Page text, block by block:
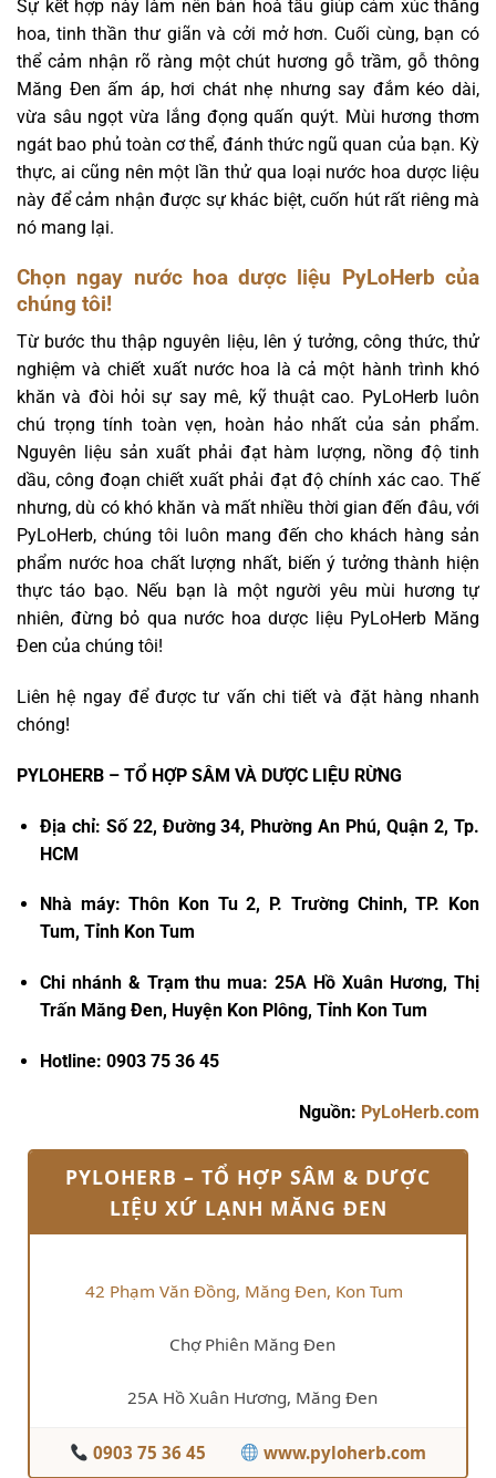
Sự kết hợp này làm nên bản hoà tấu giúp cảm xúc thăng
hoa, tinh thần thư giãn và cởi mở hơn. Cuối cùng, bạn có
thể cảm nhận rõ ràng một chút hương gỗ trầm, gỗ thông
Măng Đen ấm áp, hơi chát nhẹ nhưng say đắm kéo dài,
vừa sâu ngọt vừa lắng đọng quấn quýt. Mùi hương thơm
ngát bao phủ toàn cơ thể, đánh thức ngũ quan của bạn. Kỳ
thực, ai cũng nên một lần thử qua loại nước hoa dược liệu
này để cảm nhận được sự khác biệt, cuốn hút rất riêng mà
nó mang lại.
Chọn ngay nước hoa dược liệu PyLoHerb của
chúng tôi!
Từ bước thu thập nguyên liệu, lên ý tưởng, công thức, thử
nghiệm và chiết xuất nước hoa là cả một hành trình khó
khăn và đòi hỏi sự say mê, kỹ thuật cao. PyLoHerb luôn
chú trọng tính toàn vẹn, hoàn hảo nhất của sản phẩm.
Nguyên liệu sản xuất phải đạt hàm lượng, nồng độ tinh
dầu, công đoạn chiết xuất phải đạt độ chính xác cao. Thế
nhưng, dù có khó khăn và mất nhiều thời gian đến đâu, với
PyLoHerb, chúng tôi luôn mang đến cho khách hàng sản
phẩm nước hoa chất lượng nhất, biến ý tưởng thành hiện
thực táo bạo. Nếu bạn là một người yêu mùi hương tự
nhiên, đừng bỏ qua nước hoa dược liệu PyLoHerb Măng
Đen của chúng tôi!
Liên hệ ngay để được tư vấn chi tiết và đặt hàng nhanh
chóng!
PYLOHERB – TỔ HỢP SÂM VÀ DƯỢC LIỆU RỪNG
Địa chỉ: Số 22, Đường 34, Phường An Phú, Quận 2, Tp.
HCM
Nhà máy: Thôn Kon Tu 2, P. Trường Chinh, TP. Kon
Tum, Tỉnh Kon Tum
Chi nhánh & Trạm thu mua: 25A Hồ Xuân Hương, Thị
Trấn Măng Đen, Huyện Kon Plông, Tỉnh Kon Tum
Hotline: 0903 75 36 45
Nguồn: PyLoHerb.com
PYLOHERB – TỔ HỢP SÂM & DƯỢC
LIỆU XỨ LẠNH MĂNG ĐEN
42 Phạm Văn Đồng, Măng Đen, Kon Tum
Chợ Phiên Măng Đen
25A Hồ Xuân Hương, Măng Đen
0903 75 36 45 www.pyloherb.com